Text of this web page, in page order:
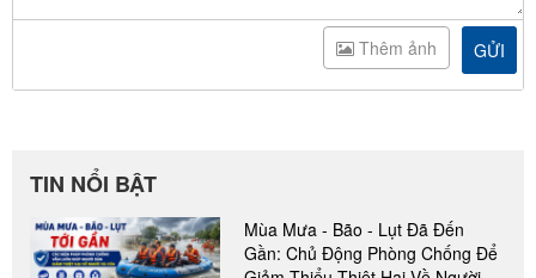
GỬI
Thêm ảnh
TIN NỔI BẬT
Mùa Mưa - Bão - Lụt Đã Đến
Gần: Chủ Động Phòng Chống Để